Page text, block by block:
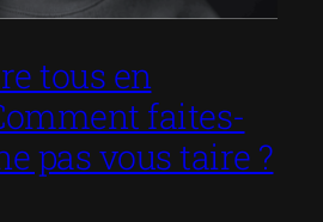
tous en
faites-
pas vous taire ?